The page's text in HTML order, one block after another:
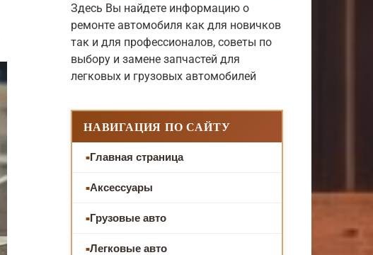
Здесь Вы найдете информацию о
ремонте автомобиля как для новичков
так и для профессионалов, советы по
выбору и замене запчастей для
легковых и грузовых автомобилей
НАВИГАЦИЯ ПО САЙТУ
Главная страница
Аксессуары
Грузовые авто
Легковые авто